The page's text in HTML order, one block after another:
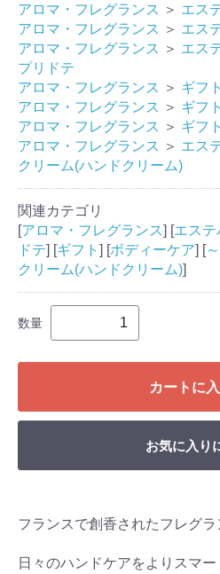
アロマ・フレグランス ＞ エス
アロマ・フレグランス ＞ エス
アロマ・フレグランス ＞ エス
プリドテ
アロマ・フレグランス ＞ ギフト
アロマ・フレグランス ＞ ギフト
アロマ・フレグランス ＞ ギフト
アロマ・フレグランス ＞ エス
クリーム(ハンドクリーム)
関連カテゴリ
[アロマ・フレグランス] [エステ
ドテ] [ギフト ] [ボディーケア] [
クリーム(ハンドクリーム)]
数量
カートに
お気に入り
フランスで創香されたフレグラ
日々のハンドケアをよりスマ